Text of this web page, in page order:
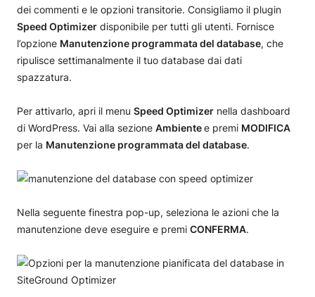
dei commenti e le opzioni transitorie. Consigliamo il plugin
Speed Optimizer disponibile per tutti gli utenti. Fornisce
l’opzione Manutenzione programmata del database, che
ripulisce settimanalmente il tuo database dai dati
spazzatura.
Per attivarlo, apri il menu Speed Optimizer nella dashboard
di WordPress. Vai alla sezione Ambientee premi MODIFICA
per la Manutenzione programmata del database.
Nella seguente finestra pop-up, seleziona le azioni che la
manutenzione deve eseguire e premi CONFERMA.